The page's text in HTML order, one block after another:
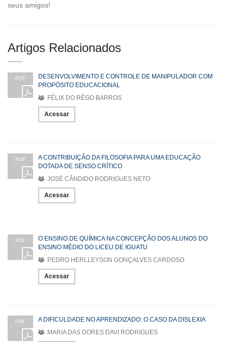
seus amigos!
Artigos Relacionados
PDF
DESENVOLVIMENTO E CONTROLE DE MANIPULADOR COM
PROPÓSITO EDUCACIONAL
FÉLIX DO RÊGO BARROS
Acessar
PDF
A CONTRIBUIÇÃO DA FILOSOFIA PARA UMA EDUCAÇÃO
DOTADA DE SENSO CRÍTICO
JOSÉ CÂNDIDO RODRIGUES NETO
Acessar
PDF
O ENSINO DE QUÍMICA NA CONCEPÇÃO DOS ALUNOS DO
ENSINO MÉDIO DO LICEU DE IGUATU
PEDRO HERLLEYSON GONÇALVES CARDOSO
Acessar
PDF
A DIFICULDADE NO APRENDIZADO: O CASO DA DISLEXIA
MARIA DAS DORES DAVI RODRIGUES